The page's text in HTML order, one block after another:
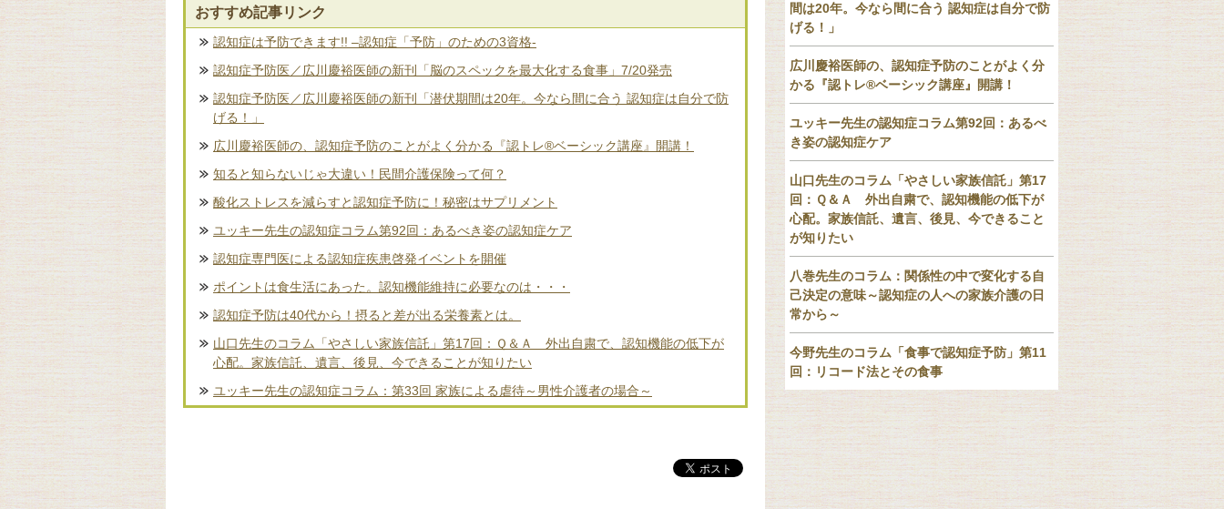
おすすめ記事リンク
認知症は予防できます!! –認知症「予防」のための3資格-
認知症予防医／広川慶裕医師の新刊「脳のスペックを最大化する食事」7/20発売
認知症予防医／広川慶裕医師の新刊「潜伏期間は20年。今なら間に合う 認知症は自分で防
げる！」
広川慶裕医師の、認知症予防のことがよく分かる『認トレ®️ベーシック講座』開講！
知ると知らないじゃ大違い！民間介護保険って何？
酸化ストレスを減らすと認知症予防に！秘密はサプリメント
ユッキー先生の認知症コラム第92回：あるべき姿の認知症ケア
認知症専門医による認知症疾患啓発イベントを開催
ポイントは食生活にあった。認知機能維持に必要なのは・・・
認知症予防は40代から！摂ると差が出る栄養素とは。
山口先生のコラム「やさしい家族信託」第17回：Ｑ＆Ａ 外出自粛で、認知機能の低下が
心配。家族信託、遺言、後見、今できることが知りたい
ユッキー先生の認知症コラム：第33回 家族による虐待～男性介護者の場合～
間は20年。今なら間に合う 認知症は自分で防
げる！」
広川慶裕医師の、認知症予防のことがよく分
かる『認トレ®️ベーシック講座』開講！
ユッキー先生の認知症コラム第92回：あるべ
き姿の認知症ケア
山口先生のコラム「やさしい家族信託」第17
回：Ｑ＆Ａ 外出自粛で、認知機能の低下が
心配。家族信託、遺言、後見、今できること
が知りたい
八巻先生のコラム：関係性の中で変化する自
己決定の意味～認知症の人への家族介護の日
常から～
今野先生のコラム「食事で認知症予防」第11
回：リコード法とその食事